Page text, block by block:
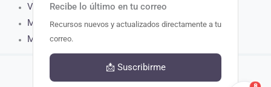
Recibe lo último en tu correo
Recursos nuevos y actualizados directamente a tu
correo.
📩 Suscribirme
Versículo del Día
Muro de Oración
Matutina para Hoy